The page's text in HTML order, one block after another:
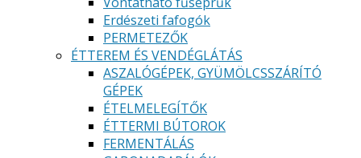
Erdészeti fafogók
PERMETEZŐK
ÉTTEREM ÉS VENDÉGLÁTÁS
ASZALÓGÉPEK, GYÜMÖLCSSZÁRÍTÓ
GÉPEK
ÉTELMELEGÍTŐK
ÉTTERMI BÚTOROK
FERMENTÁLÁS